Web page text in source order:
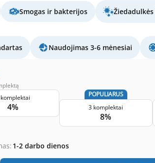
Smogas ir bakterijos
Naudojimas 3-6 mėnesiai
4%
POPULIARUS
3 komplektai
8%
1-2 darbo dienos